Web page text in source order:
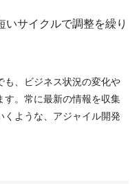
いサイクルで調整を繰り
も、ビジネス状況の変化や
す。常に最新の情報を収集
くような、アジャイル開発